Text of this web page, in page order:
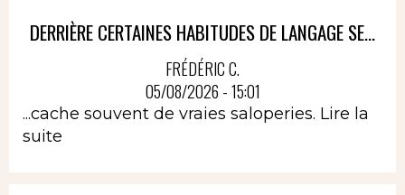
DERRIÈRE CERTAINES HABITUDES DE LANGAGE SE...
FRÉDÉRIC C.
05/08/2026 - 15:01
...cache souvent de vraies saloperies. Lire la
suite